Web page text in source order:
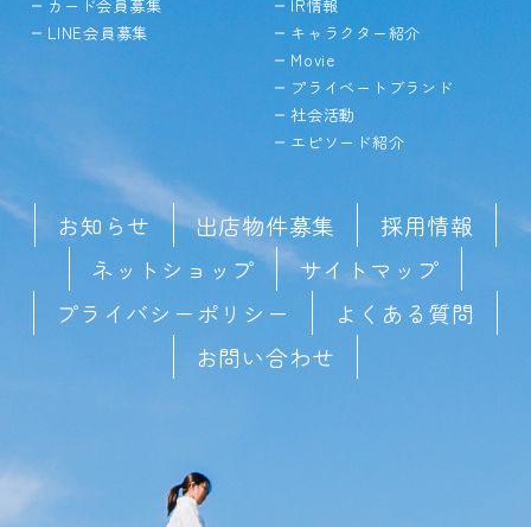
カード会員募集
LINE会員募集
IR情報
キャラクター紹介
Movie
プライベートブランド
社会活動
エピソード紹介
お知らせ 出店物件募集
採用情報
ネットショップ
サイトマップ
プライバシーポリシー
よくある質問
お問い合わせ